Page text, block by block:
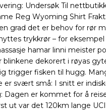
Undersøk Til
Reg Wyoming Shirt
grad det er behov for rør
trykkrør – for eksempel
hamar linni meister
blinkene dekorert i røyas
trigger fisken til hugg.
er svært små: I snitt er
Dagen er kommet for å
ut var det 120km lange